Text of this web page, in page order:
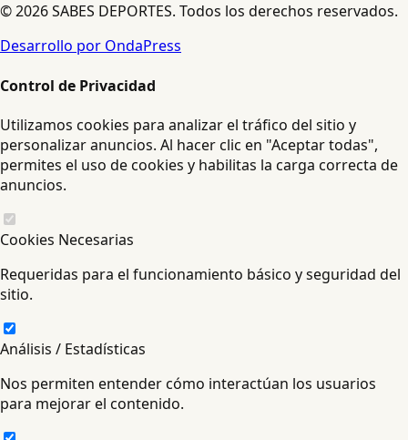
© 2026 SABES DEPORTES. Todos los derechos reservados.
Desarrollo por OndaPress
Control de Privacidad
Utilizamos cookies para analizar el tráfico del sitio y
personalizar anuncios. Al hacer clic en "Aceptar todas",
permites el uso de cookies y habilitas la carga correcta de
anuncios.
Cookies Necesarias
Requeridas para el funcionamiento básico y seguridad del
sitio.
Análisis / Estadísticas
Nos permiten entender cómo interactúan los usuarios
para mejorar el contenido.